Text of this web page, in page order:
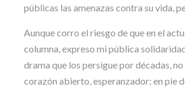
públicas las amenazas contra su vida,
Aunque corro el riesgo de que en el
columna, expreso mi pública
drama que los persigue por décadas,
corazón abierto, esperanzador; en pie